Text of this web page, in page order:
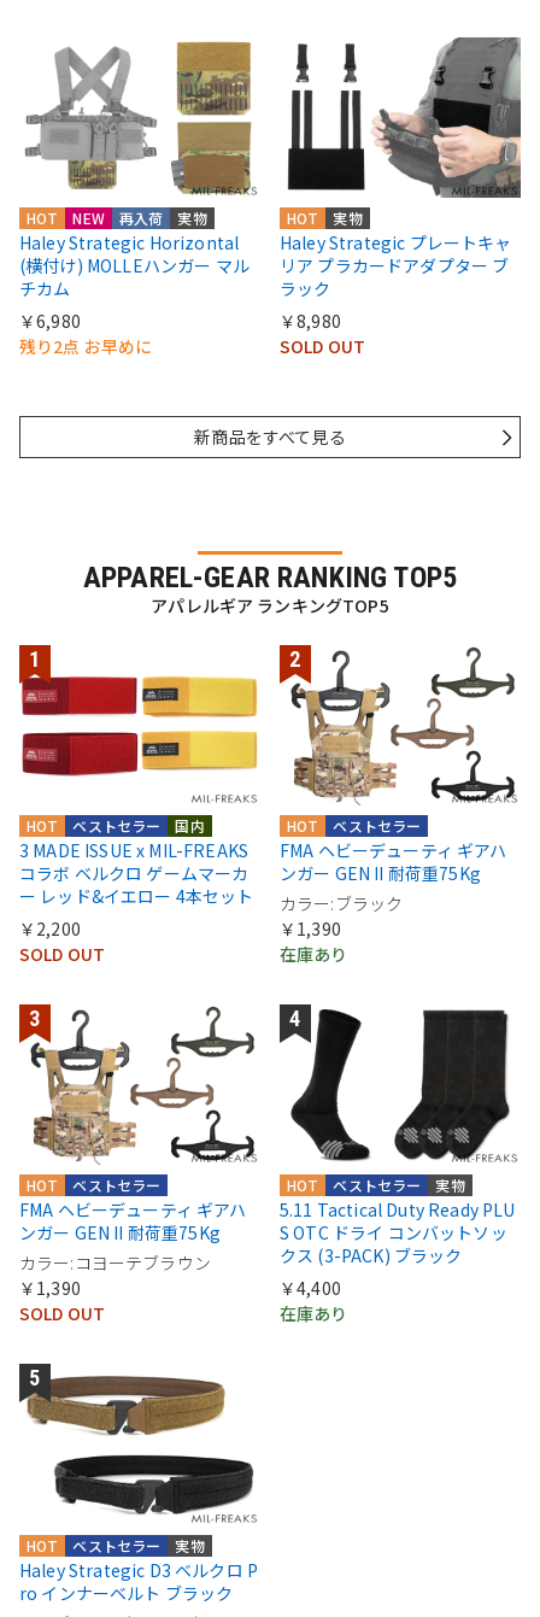
HOT NEW 再入荷 実物
Haley Strategic Horizontal
(横付け) MOLLEハンガー マル
チカム
￥6,980
残り2点 お早めに
HOT 実物
Haley Strategic プレートキャ
リア プラカードアダプター ブ
ラック
￥8,980
SOLD OUT
新商品をすべて見る
APPAREL-GEAR RANKING TOP5
アパレルギア ランキングTOP5
国内
ベストセラー
HOT
3 MADE ISSUE x MIL-FREAKS
コラボ ベルクロ ゲームマーカ
ー レッド&イエロー 4本セット
￥2,200
SOLD OUT
ベストセラー
HOT
FMA ヘビーデューティ ギアハ
ンガー GEN II 耐荷重75Kg
カラー:ブラック
￥1,390
在庫あり
ベストセラー
HOT
FMA ヘビーデューティ ギアハ
ンガー GEN II 耐荷重75Kg
カラー:コヨーテブラウン
￥1,390
SOLD OUT
実物
ベストセラー
HOT
5.11 Tactical Duty Ready PLU
S OTC ドライ コンバットソッ
クス (3-PACK) ブラック
￥4,400
在庫あり
実物
ベストセラー
HOT
Haley Strategic D3 ベルクロ P
ro インナーベルト ブラック